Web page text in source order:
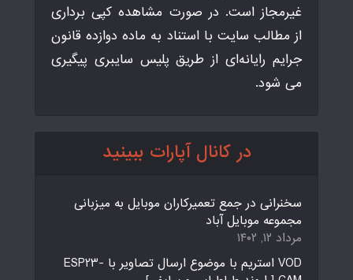
غیرمجاز است. در صورت مشاهده کپی برداری
از مطالب سایت با استناد به ماده دوازده قانون
جرایم رایانه‌ای از طریق پلیس سایبری پیگیری
می شود.
در کانال آپارات ببینید
سخنرانی در جمع تعمیرکاران موبایل به میزبانی
مجموعه موبایل آباد
مرداد ۱۲, ۱۴۰۲
VOD استریم با موضوع ارسال تصاویر با ESP23-